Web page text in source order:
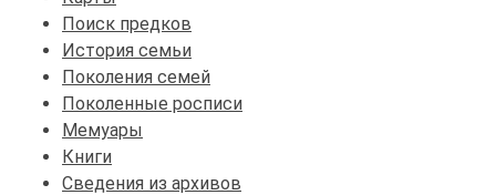
Поиск предков
История семьи
Поколения семей
Поколенные росписи
Мемуары
Книги
Сведения из архивов